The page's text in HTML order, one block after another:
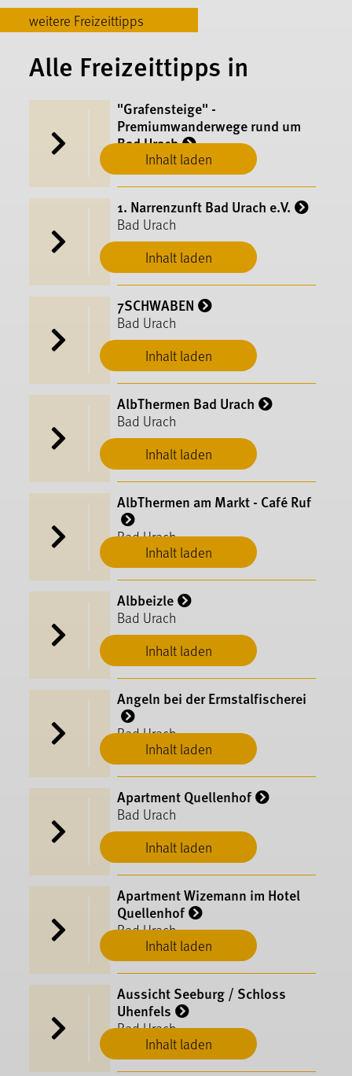
weitere Freizeittipps
Alle Freizeittipps in
Inhalt laden
"Grafensteige" -
Premiumwanderwege rund um
Bad Urach
Bad Urach
Inhalt laden
1. Narrenzunft Bad Urach e.V.
Bad Urach
Inhalt laden
7SCHWABEN
Bad Urach
Inhalt laden
AlbThermen Bad Urach
Bad Urach
Inhalt laden
AlbThermen am Markt - Café Ruf
Bad Urach
Inhalt laden
Albbeizle
Bad Urach
Inhalt laden
Angeln bei der Ermstalfischerei
Bad Urach
Inhalt laden
Apartment Quellenhof
Bad Urach
Inhalt laden
Apartment Wizemann im Hotel
Quellenhof
Bad Urach
Inhalt laden
Aussicht Seeburg / Schloss
Uhenfels
Bad Urach